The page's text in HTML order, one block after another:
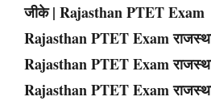
जीके | RajasthanPTETExam
RajasthanPTETExam
RajasthanPTETExam
RajasthanPTETExam